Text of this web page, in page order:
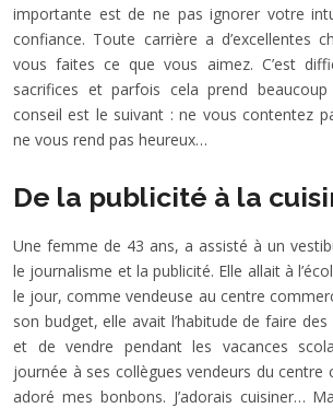
importante est de ne pas ignorer votre
confiance. Toute carrière a d’excellentes
vous faites ce que vous aimez. C’est
sacrifices et parfois cela prend
conseil est le suivant : ne vous contentez
ne vous rend pas heureux…
De la publicité à la
Une femme de 43 ans, a assisté à un
le journalisme et la publicité. Elle allait à
le jour, comme vendeuse au centre
son budget, elle avait l’habitude de faire
et de vendre pendant les vacances
journée à ses collègues vendeurs du centre
adoré mes bonbons. J’adorais cuisiner…